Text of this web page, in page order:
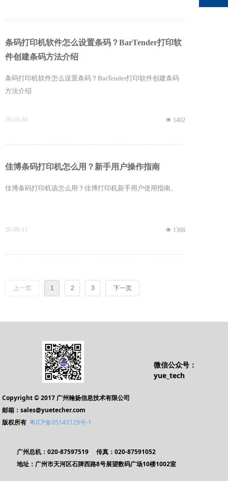
条码打印机软件怎么设置条码？BarTender打印软
件创建条码方法介绍
条码打印机软件怎么设置条码？BarTender打印软件创建条码
方法介绍
넶 1402
20-10-30
佳博条码打印机怎么用？新手用户操作指南
佳博条码打印机该怎么用？佳博打印机新手用户使用指南。
넶 1308
20-09-13
上一页 1 2 3 下一页
微信公众号：
yue_tech
Copyright © 2017 广州翰扬信息技术有限公司
邮箱：sales@yuetecher.com
版权所有 粤ICP备05143129号-1
广州总机：020-87597519 传真：020-87591052
地址：广州市天河区石牌西路8号展望数码广场10楼1002室